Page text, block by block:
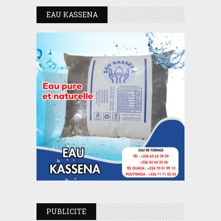
EAU KASSENA
PUBLICITE